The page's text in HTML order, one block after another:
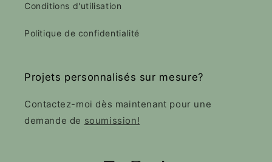
Conditions d'utilisation
Politique de confidentialité
Projets personnalisés sur mesure?
Contactez-moi dès maintenant pour une
demande de soumission!